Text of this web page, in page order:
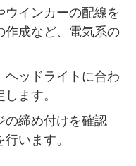
インカーの配線を
作成など、電気系の
ヘッドライトに合わ
ます。
の締め付けを確認
います。